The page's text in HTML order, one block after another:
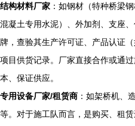
结构材料厂家 ：如钢材（特种桥梁
混凝土专用水泥）、外加剂、支座
牌，查验其生产许可证、产品认证
项目供货记录。厂家直接合作或通
本、保证供应。
专用设备厂家/租赁商 ：如架桥机、
等。对于施工队而言，是购买、租